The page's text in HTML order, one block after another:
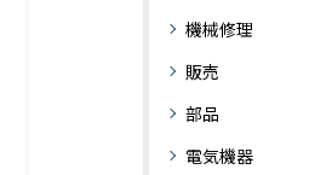
機械修理
販売
部品
電気機器